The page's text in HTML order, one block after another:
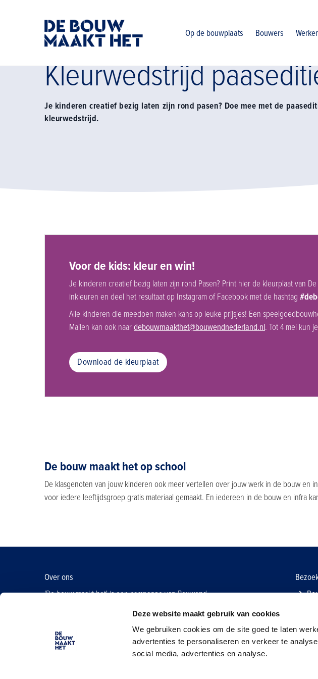
Deze website maakt gebruik van cookies
We gebruiken cookies om de site goed te laten
advertenties te personaliseren en verkeer te
social media, advertenties en analyse.
Op de bouwplaats Bouwers
Home Op school Kleurwedstrijd paaseditie
Kleurwedstrijd
Je kinderen creatief bezig laten zijn rond pasen? Doe mee met de
kleurwedstrijd.
Voor de kids: kleur en win!
Je kinderen creatief bezig laten zijn rond Pasen? Print hier de kleurplaat van
inkleuren en deel het resultaat op Instagram of Facebook met de hashtag
Alle kinderen die meedoen maken kans op leuke prijsjes! Een
Mailen kan ook naardebouwmaakthet@bouwendnederland.nl. Tot 4 mei kun
Download de kleurplaat
De bouw maakt het op school
De klasgenoten van jouw kinderen ook meer vertellen over jouw werk in de bouw en
voor iedere leeftijdsgroep gratis materiaal gemaakt. En iedereen in de bouw en infra
Over ons
'De bouw maakt het' is een campagne van Bouwend